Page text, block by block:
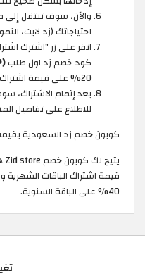
والآن، سوف تنتقل إلى
احتياجاتك (زد لايت،
انقر على زر "اشترك
كود خصم زد اول طلب(ALCP)
20% على قيمة اشتراك الباقة.
بعد إتمام الاشتراك،
للاطلاع على تفاصيل
كوبون خصم زد السعودية بقيمة 20% للعملاء
قيمة اشتراك الباقات
40% على الباقة السنوية.